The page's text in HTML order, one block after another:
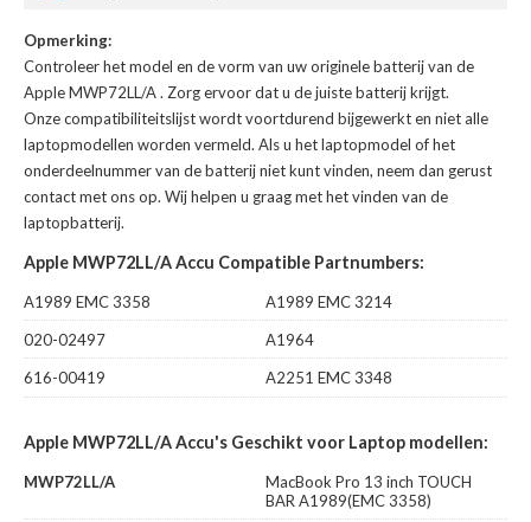
Opmerking:
Controleer het model en de vorm van uw originele batterij van de
Apple MWP72LL/A. Zorg ervoor dat u de juiste batterij krijgt.
Onze compatibiliteitslijst wordt voortdurend bijgewerkt en niet alle
laptopmodellen worden vermeld. Als u het laptopmodel of het
onderdeelnummer van de batterij niet kunt vinden, neem dan gerust
contact met ons op. Wij helpen u graag met het vinden van de
laptopbatterij.
Apple MWP72LL/A Accu Compatible Partnumbers:
A1989 EMC 3358
A1989 EMC 3214
020-02497
A1964
616-00419
A2251 EMC 3348
Apple MWP72LL/A Accu's Geschikt voor Laptop modellen:
MWP72LL/A
MacBook Pro 13 inch TOUCH
BAR A1989(EMC 3358)